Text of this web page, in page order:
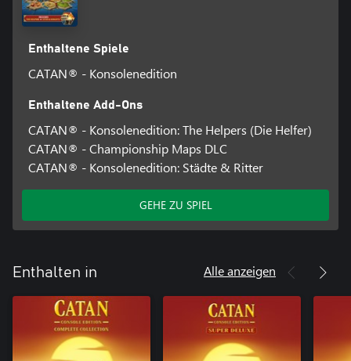
Enthaltene Spiele
CATAN® - Konsolenedition
Enthaltene Add-Ons
CATAN® - Konsolenedition: The Helpers (Die Helfer)
CATAN® - Championship Maps DLC
CATAN® - Konsolenedition: Städte & Ritter
GEHE ZU SPIEL
Enthalten in Alle anzeigen